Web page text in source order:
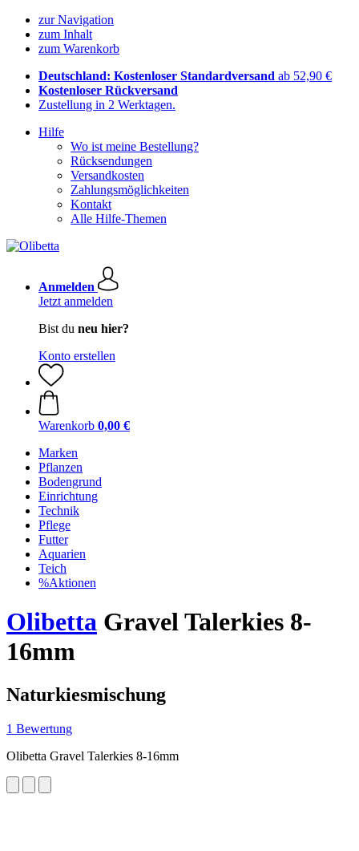
zur Navigation
zum Inhalt
zum Warenkorb
Deutschland: Kostenloser Standardversand ab 52,90 €
Kostenloser Rückversand
Zustellung in 2 Werktagen.
Hilfe
Wo ist meine Bestellung?
Rücksendungen
Versandkosten
Zahlungsmöglichkeiten
Kontakt
Alle Hilfe-Themen
Anmelden
Jetzt anmelden
Bist du neu hier?
Konto erstellen
Warenkorb 0,00 €
Marken
Pflanzen
Bodengrund
Einrichtung
Technik
Pflege
Futter
Aquarien
Teich
%Aktionen
Olibetta Gravel Talerkies 8-
16mm
Naturkiesmischung
1 Bewertung
Olibetta Gravel Talerkies 8-16mm